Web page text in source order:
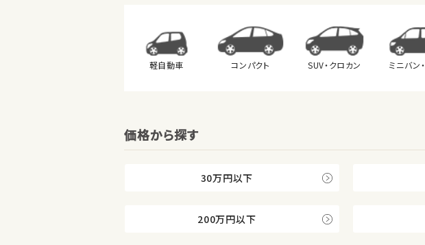
軽自動車 コンパクト SUV・クロカン ミニバン・
価格から探す
30万円以下
200万円以下